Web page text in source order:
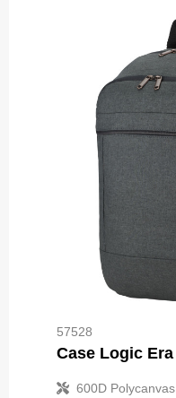
57528
600D Polycanvas